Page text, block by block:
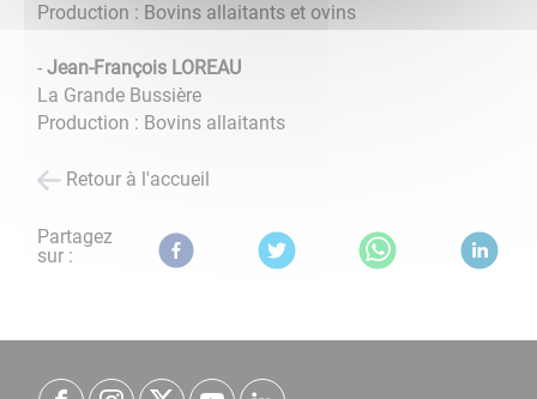
Production : Bovins allaitants et ovins
-Jean-François LOREAU
La Grande Bussière
Production : Bovins allaitants
Retour à l'accueil
Partagez
sur :